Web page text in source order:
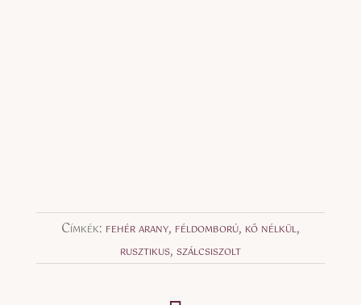
Címkék: fehér arany, féldomború, kő nélkül,
rusztikus,szálcsiszolt